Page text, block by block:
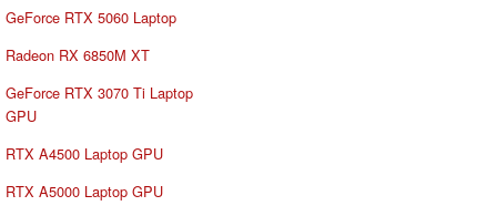
GeForce RTX 5060 Laptop
Radeon RX 6850M XT
GeForce RTX 3070 Ti Laptop
GPU
RTX A4500 Laptop GPU
RTX A5000 Laptop GPU